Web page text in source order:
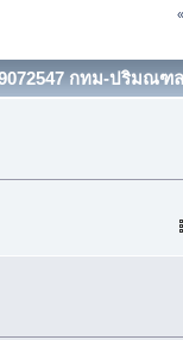
9072547 กทม-ปริมณฑ